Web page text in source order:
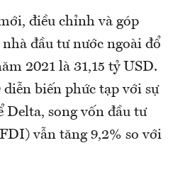
điều chỉnh và góp
đầu tư nước ngoài đổ
2021 là 31,15 tỷ USD.
biến phức tạp với sự
Delta, song vốn đầu tư
vẫn tăng 9,2% so với